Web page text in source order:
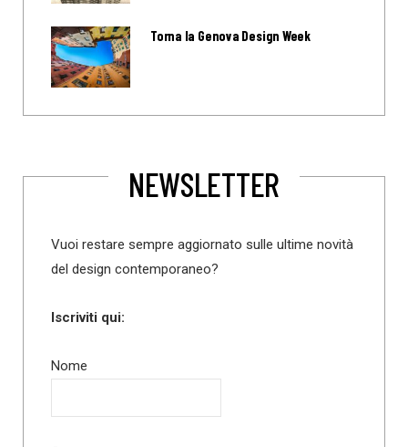
Torna la Genova Design Week
NEWSLETTER
Vuoi restare sempre aggiornato sulle ultime novità
del design contemporaneo?
Iscriviti qui:
Nome